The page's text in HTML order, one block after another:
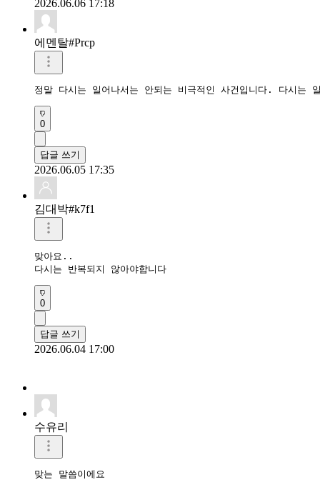
2026.06.06 17:18
에멘탈#Prcp
정말 다시는 일어나서는 안되는 비극적인 사건입니다. 다시는
0
답글 쓰기
2026.06.05 17:35
김대박#k7f1
맞아요..
다시는 반복되지 않아야합니다
0
답글 쓰기
2026.06.04 17:00
수유리
맞는 말씀이에요